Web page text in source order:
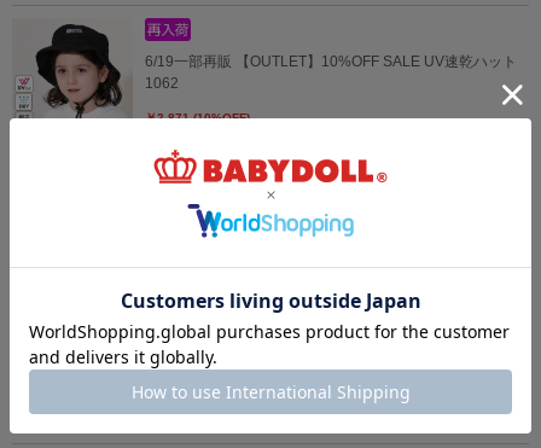
6/19一部再販 【OUTLET】10%OFF SALE UV速乾ハット
1062
￥2,871 (10%OFF)
4/3一部再販 【メール便】対応可 ハイキュー!!ミニトートバ
ッグ 0836
【OUTLET】10%OFF SALE ディズニー 速乾ハット 0441
￥3,168 (10%OFF)